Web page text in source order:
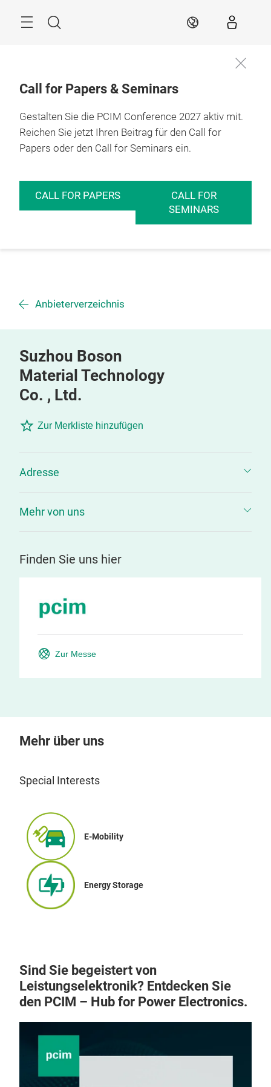
Suche DE
Call for Papers & Seminars
Gestalten Sie die PCIM Conference 2027 aktiv mit.
Reichen Sie jetzt Ihren Beitrag für den Call for
Papers oder den Call for Seminars ein.
CALL FOR PAPERS
CALL FOR
SEMINARS
Anbieterverzeichnis
Suzhou Boson
Material Technology
Co. , Ltd.
Zur Merkliste hinzufügen
Adresse
Mehr von uns
Finden Sie uns hier
Zur Messe
Mehr über uns
Special Interests
E-Mobility
Energy Storage
Sind Sie begeistert von
Leistungselektronik? Entdecken Sie
den PCIM – Hub for Power Electronics.